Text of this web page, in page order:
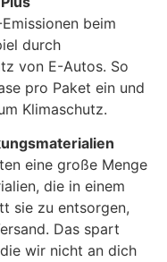
beim
durch
von E-Autos. So
pro Paket ein und
Klimaschutz.
eine große Menge
die in einem
sie zu entsorgen,
Das spart
wir nicht an dich